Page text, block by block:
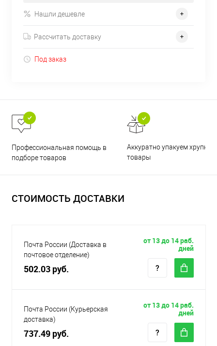
Нашли дешевле
Рассчитать доставку
Под заказ
Профессиональная помощь в
подборе товаров
Аккуратно упакуем хрупкие
товары
СТОИМОСТЬ ДОСТАВКИ
Почта России (Доставка в
почтовое отделение)
502.03 руб.
от 13 до 14 раб.
дней
Почта России (Курьерская
доставка)
737.49 руб.
от 13 до 14 раб.
дней